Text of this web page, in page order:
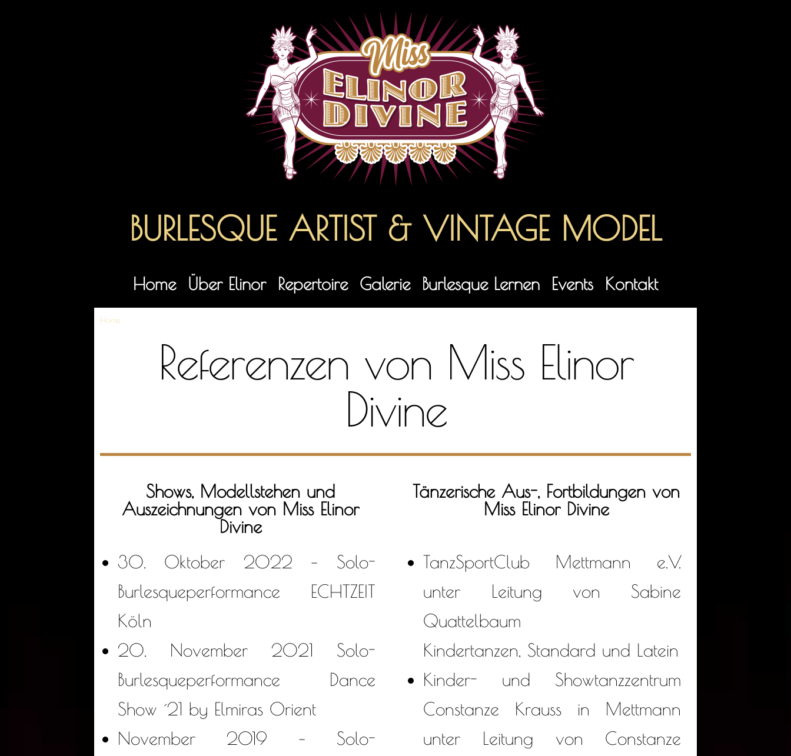
BURLESQUE ARTIST & VINTAGE MODEL
Home Über Elinor Repertoire Galerie Burlesque Lernen Events
Kontakt
Home
Referenzen von Miss Elinor
Divine
Shows, Modellstehen und
Auszeichnungen von Miss Elinor
Divine
30. Oktober 2022 – Solo-
Burlesqueperformance ECHTZEIT
Köln
20. November 2021 Solo-
Burlesqueperformance Dance
Show ´21 by Elmiras Orient
November 2019 – Solo-
Tänzerische Aus-, Fortbildungen von
Miss Elinor Divine
TanzSportClub Mettmann e.V.
unter Leitung von Sabine
Quattelbaum
Kindertanzen, Standard und Latein
Kinder- und Showtanzzentrum
Constanze Krauss in Mettmann
unter Leitung von Constanze